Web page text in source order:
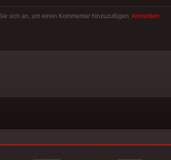
sich an, um einen Kommentar hinzuzufügen. Anmelden